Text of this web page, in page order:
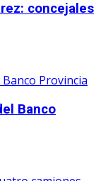
concejales
Banco